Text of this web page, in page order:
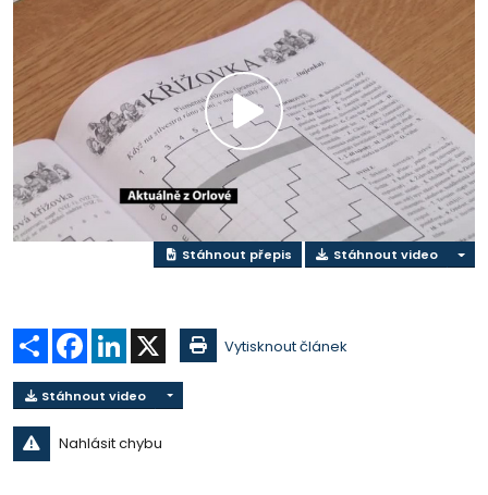
Přehrát
video
Stáhnout přepis Stáhnout video
Sdílet Facebook
LinkedIn Vytisknout článek
Stáhnout video
Nahlásit chybu